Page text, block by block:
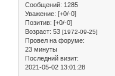
Сообщений: 1285
Уважение: [+0/-0]
Позитив: [+0/-0]
Возраст: 53 [1972-09-25]
Провел на форуме:
23 минуты
Последний визит:
2021-05-02 13:01:28